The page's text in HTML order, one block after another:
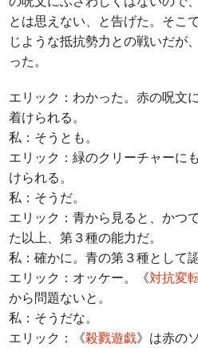
とは思えない、と告げた。そこ
じような抵抗勢力との戦いだが
った。
エリック：わかった。赤の呪文
着けられる。
私：そうとも。
エリック：緑のクリーチャーに
けられる。
私：そうだ。
エリック：青から見ると、かつ
た以上、第３種の能力だ。
私：確かに。青の第３種として認
エリック：オッケー。《対抗変
から問題ないと。
私：そうだな。
エリック：《殺戮遊戯》は赤の